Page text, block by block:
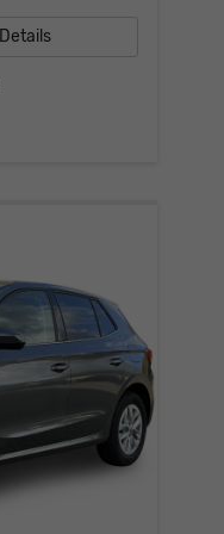
Details